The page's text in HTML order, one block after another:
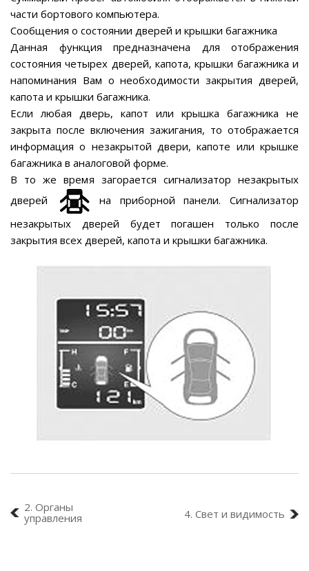
части бортового компьютера.
Сообщения о состоянии дверей и крышки багажника
Данная функция предназначена для отображения
состояния четырех дверей, капота, крышки багажника и
напоминания Вам о необходимости закрытия дверей,
капота и крышки багажника.
Если любая дверь, капот или крышка багажника не
закрыта после включения зажигания, то отображается
информация о незакрытой двери, капоте или крышке
багажника в аналоговой форме.
В то же время загорается сигнализатор незакрытых
дверей
на приборной панели. Сигнализатор
незакрытых дверей будет погашен только после
закрытия всех дверей, капота и крышки багажника.
2. Органы
управления
4. Свет и видимость